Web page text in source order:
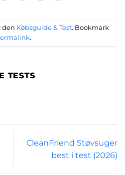
den Købsguide & Test. Bookmark
.
TESTS
CleanFriend Støvsuger
best i test (2026)